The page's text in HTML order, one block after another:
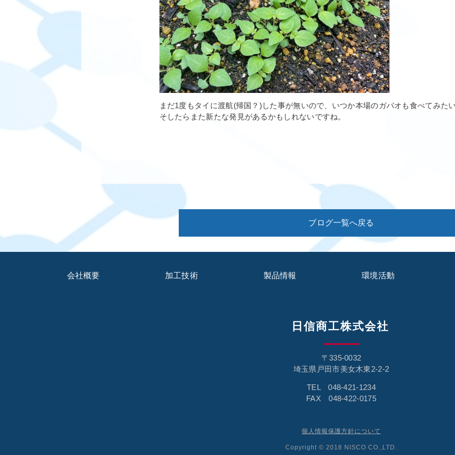
まだ1度もタイに渡航(帰国？)した事が無いので、いつか本場のガパオも食べてみた
そしたらまた新たな発見があるかもしれないですね。
ブログ一覧へ戻る
会社概要 加工技術 製品情報
環境活動
日信商工株式会社
〒335-0032
埼玉県戸田市美女木東2-2-2
TEL 048-421-1234
FAX 048-422-0175
個人情報保護方針について
Copyright © 2018 NISCO CO.,LTD.